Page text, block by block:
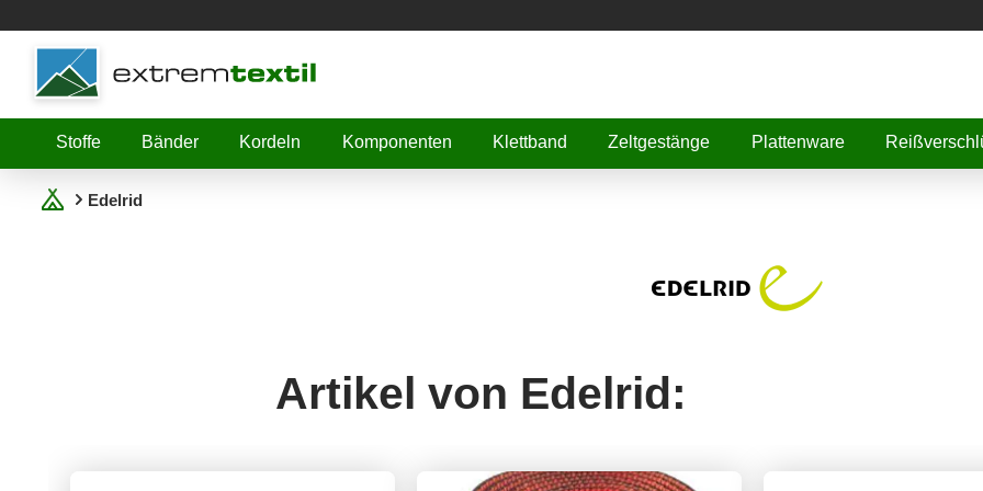
Shopware
Stoffe
Bänder Kordeln Komponenten Klettband Zeltgestänge Plattenware
Edelrid
Artikel von Edelrid: